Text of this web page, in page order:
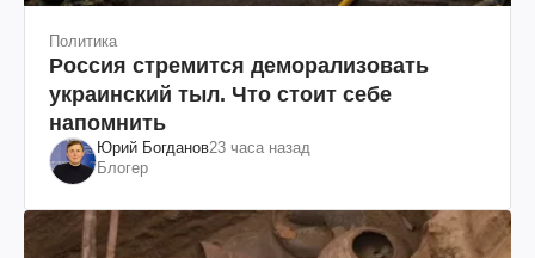
Политика
Россия стремится деморализовать
украинский тыл. Что стоит себе
напомнить
Юрий Богданов23 часа назад
Блогер